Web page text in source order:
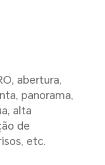
1,9
de